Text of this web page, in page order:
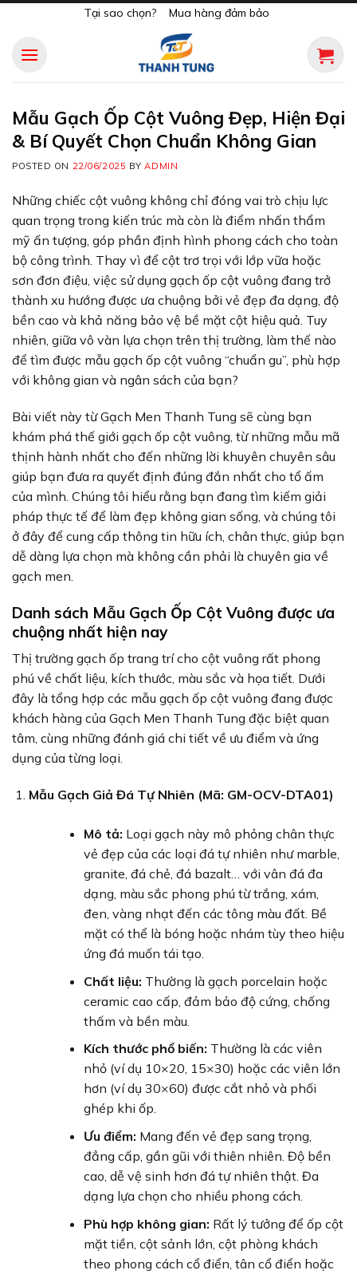
content
Tại sao chọn? Mua hàng đảm bảo
Mẫu Gạch Ốp Cột Vuông Đẹp, Hiện Đại
& Bí Quyết Chọn Chuẩn Không Gian
POSTED ON 22/06/2025 BYADMIN
Những chiếc cột vuông không chỉ đóng vai trò chịu lực
quan trọng trong kiến trúc mà còn là điểm nhấn thẩm
mỹ ấn tượng, góp phần định hình phong cách cho toàn
bộ công trình. Thay vì để cột trơ trọi với lớp vữa hoặc
sơn đơn điệu, việc sử dụng gạch ốp cột vuông đang trở
thành xu hướng được ưa chuộng bởi vẻ đẹp đa dạng, độ
bền cao và khả năng bảo vệ bề mặt cột hiệu quả. Tuy
nhiên, giữa vô vàn lựa chọn trên thị trường, làm thế nào
để tìm được mẫu gạch ốp cột vuông “chuẩn gu”, phù hợp
với không gian và ngân sách của bạn?
Bài viết này từ Gạch Men Thanh Tung sẽ cùng bạn
khám phá thế giới gạch ốp cột vuông, từ những mẫu mã
thịnh hành nhất cho đến những lời khuyên chuyên sâu
giúp bạn đưa ra quyết định đúng đắn nhất cho tổ ấm
của mình. Chúng tôi hiểu rằng bạn đang tìm kiếm giải
pháp thực tế để làm đẹp không gian sống, và chúng tôi
ở đây để cung cấp thông tin hữu ích, chân thực, giúp bạn
dễ dàng lựa chọn mà không cần phải là chuyên gia về
gạch men.
Danh sách Mẫu Gạch Ốp Cột Vuông được ưa
chuộng nhất hiện nay
Thị trường gạch ốp trang trí cho cột vuông rất phong
phú về chất liệu, kích thước, màu sắc và họa tiết. Dưới
đây là tổng hợp các mẫu gạch ốp cột vuông đang được
khách hàng của Gạch Men Thanh Tung đặc biệt quan
tâm, cùng những đánh giá chi tiết về ưu điểm và ứng
dụng của từng loại.
Mẫu Gạch Giả Đá Tự Nhiên (Mã: GM-OCV-DTA01)
Mô tả: Loại gạch này mô phỏng chân thực
vẻ đẹp của các loại đá tự nhiên như marble,
granite, đá chẻ, đá bazalt… với vân đá đa
dạng, màu sắc phong phú từ trắng, xám,
đen, vàng nhạt đến các tông màu đất. Bề
mặt có thể là bóng hoặc nhám tùy theo hiệu
ứng đá muốn tái tạo.
Chất liệu: Thường là gạch porcelain hoặc
ceramic cao cấp, đảm bảo độ cứng, chống
thấm và bền màu.
Kích thước phổ biến: Thường là các viên
nhỏ (ví dụ 10×20, 15×30) hoặc các viên lớn
hơn (ví dụ 30×60) được cắt nhỏ và phối
ghép khi ốp.
Ưu điểm: Mang đến vẻ đẹp sang trọng,
đẳng cấp, gần gũi với thiên nhiên. Độ bền
cao, dễ vệ sinh hơn đá tự nhiên thật. Đa
dạng lựa chọn cho nhiều phong cách.
Phù hợp không gian: Rất lý tưởng để ốp cột
mặt tiền, cột sảnh lớn, cột phòng khách
theo phong cách cổ điển, tân cổ điển hoặc